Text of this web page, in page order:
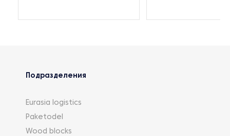
Подразделения
Eurasia logistics
Paketodel
Wood blocks